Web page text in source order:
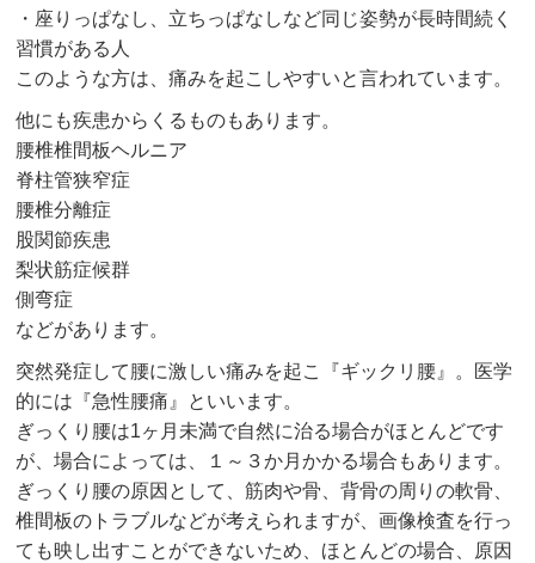
・座りっぱなし、立ちっぱなしなど同じ姿勢が長時間続く
習慣がある人
このような方は、痛みを起こしやすいと言われています。
他にも疾患からくるものもあります。
腰椎椎間板ヘルニア
脊柱管狭窄症
腰椎分離症
股関節疾患
梨状筋症候群
側弯症
などがあります。
突然発症して腰に激しい痛みを起こ『ギックリ腰』。医学
的には『急性腰痛』といいます。
ぎっくり腰は1ヶ月未満で自然に治る場合がほとんどです
が、場合によっては、１～３か月かかる場合もあります。
ぎっくり腰の原因として、筋肉や骨、背骨の周りの軟骨、
椎間板のトラブルなどが考えられますが、画像検査を行っ
ても映し出すことができないため、ほとんどの場合、原因